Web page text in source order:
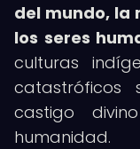
del mundo, la
los seres
culturas
catastróficos
castigo
humanidad.